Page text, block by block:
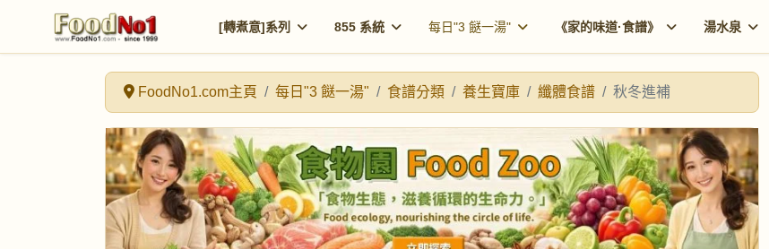
[轉煮意]系列 855 系統 每日"3 餸一湯" 《家的味道·食譜》 湯水泉
FoodNo1.com主頁 每日"3 餸一湯" 食譜分類 養生寶庫 纖體食譜 秋冬進補